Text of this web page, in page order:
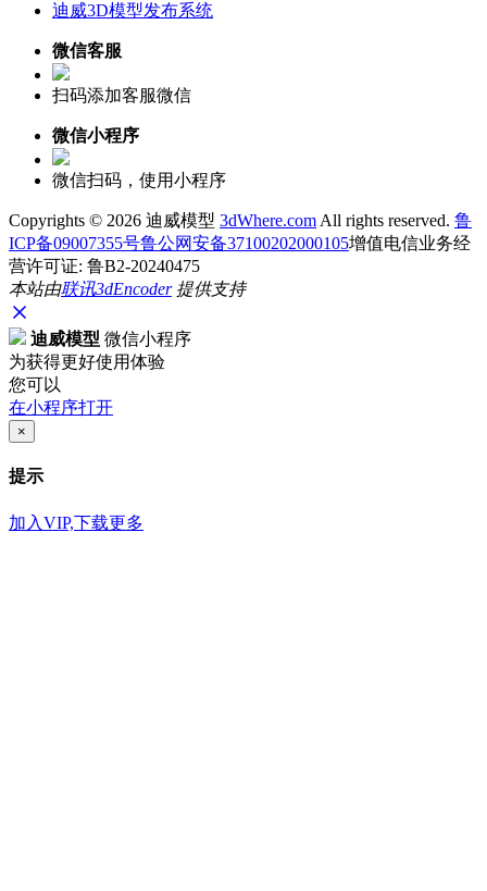
迪威3D模型发布系统
微信客服
扫码添加客服微信
微信小程序
微信扫码，使用小程序
Copyrights © 2026 迪威模型 3dWhere.com All rights reserved. 鲁
ICP备09007355号鲁公网安备37100202000105增值电信业务经
营许可证: 鲁B2-20240475
本站由联讯3dEncoder提供支持
迪威模型 微信小程序
为获得更好使用体验
您可以
在小程序打开
×
提示
加入VIP,下载更多